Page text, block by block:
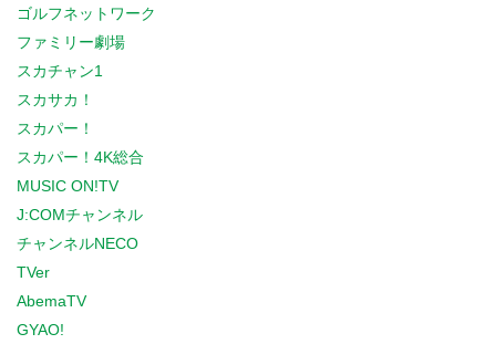
ゴルフネットワーク
ファミリー劇場
スカチャン1
スカサカ！
スカパー！
スカパー！4K総合
MUSIC ON!TV
J:COMチャンネル
チャンネルNECO
TVer
AbemaTV
GYAO!